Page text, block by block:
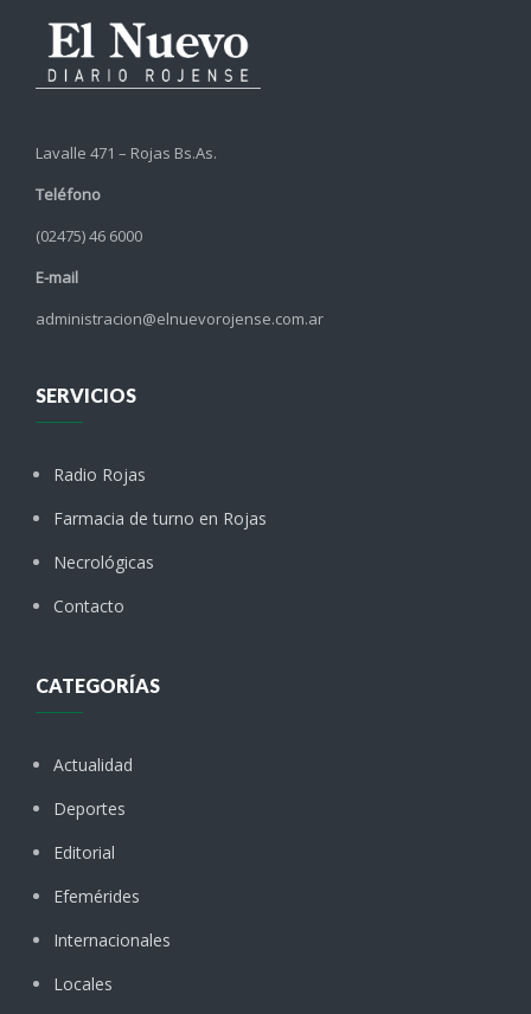
Lavalle 471 – Rojas Bs.As.
Teléfono
(02475) 46 6000
E-mail
administracion@elnuevorojense.com.ar
SERVICIOS
Radio Rojas
Farmacia de turno en Rojas
Necrológicas
Contacto
CATEGORÍAS
Actualidad
Deportes
Editorial
Efemérides
Internacionales
Locales